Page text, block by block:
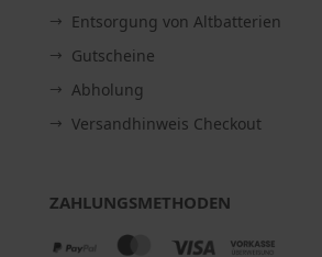
Entsorgung von Altbatterien
Gutscheine
Abholung
Versandhinweis Checkout
ZAHLUNGSMETHODEN